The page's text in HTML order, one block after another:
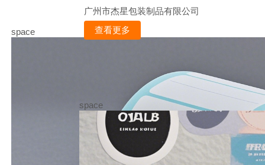
space
广州市杰星包装制品有限公司
查看更多
space